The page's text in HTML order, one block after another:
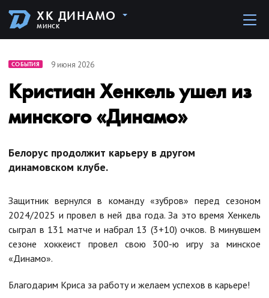
ХК ДИНАМО
МИНСК
СОБЫТИЯ 9 июня 2026
Кристиан Хенкель ушел из
минского «Динамо»
Белорус продолжит карьеру в другом
динамовском клубе.
Защитник вернулся в команду «зубров» перед сезоном
2024/2025 и провел в ней два года. За это время Хенкель
сыграл в 131 матче и набрал 13 (3+10) очков. В минувшем
сезоне хоккеист провел свою 300-ю игру за минское
«Динамо».
Благодарим Криса за работу и желаем успехов в карьере!